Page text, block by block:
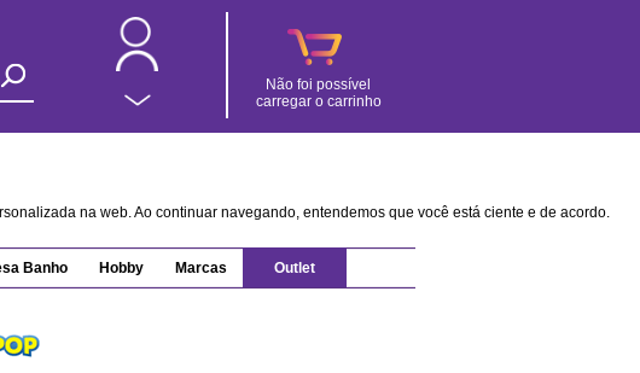
Não foi possível
carregar o carrinho
na web. Ao continuar navegando, entendemos que você está ciente e de acordo.
Banho Hobby Marcas Outlet